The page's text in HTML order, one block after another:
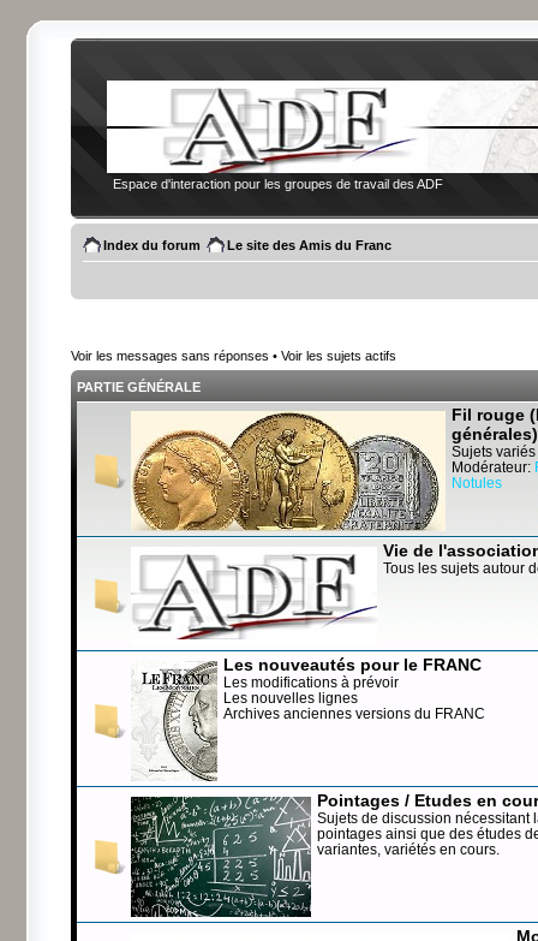
Espace d'interaction pour les groupes de travail des ADF
Index du forum Le site des Amis du Franc
Voir les messages sans réponses • Voir les sujets actifs
PARTIE GÉNÉRALE
Fil rouge
générales)
Sujets variés
Modérateur:
Notules
Vie de
Tous les sujets autour
Les nouveautés pour le FRANC
Les modifications à prévoir
Les nouvelles lignes
Archives anciennes versions du FRANC
Pointages / Etudes en
Sujets de discussion nécessitant
pointages ainsi que des études
variantes, variétés en cours.